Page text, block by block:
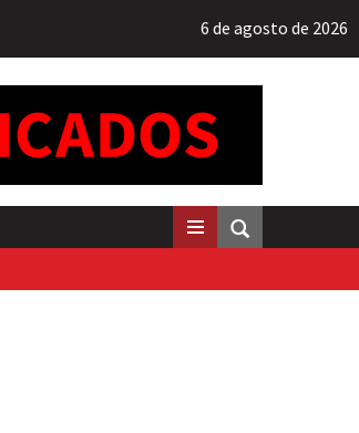
6 de agosto de 2026